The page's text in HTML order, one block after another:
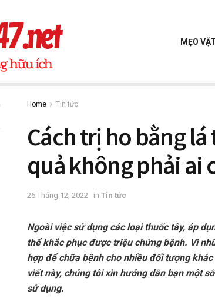
MẸO
Home Tin tức
Cách trị ho bằng
quả không phải ai
26 Tháng 12, 2022 in Tin tức
Ngoài việc sử dụng các loại thuốc tây, áp
thể khắc phục được triệu chứng bệnh. Vì
hợp để chữa bệnh cho nhiều đối tượng
viết này, chúng tôi xin hướng dẫn bạn một
sử dụng.